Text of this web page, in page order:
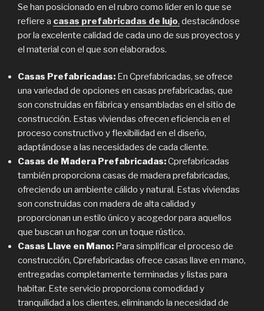
Se han posicionado en el rubro como líder en lo que se
refiere a casas prefabricadas de lujo, destacándose
por la excelente calidad de cada uno de sus proyectos y
el material con el que son elaborados.
Casas Prefabricadas: En Cprefabricadas, se ofrece
una variedad de opciones en casas prefabricadas, que
son construidas en fábrica y ensambladas en el sitio de
construcción. Estas viviendas ofrecen eficiencia en el
proceso constructivo y flexibilidad en el diseño,
adaptándose a las necesidades de cada cliente.
Casas de Madera Prefabricadas:Cprefabricadas
también proporciona casas de madera prefabricadas,
ofreciendo un ambiente cálido y natural. Estas viviendas
son construidas con madera de alta calidad y
proporcionan un estilo único y acogedor para aquellos
que buscan un hogar con un toque rústico.
Casas Llave en Mano: Para simplificar el proceso de
construcción, Cprefabricadas ofrece casas llave en mano,
entregadas completamente terminadas y listas para
habitar. Este servicio proporciona comodidad y
tranquilidad a los clientes, eliminando la necesidad de